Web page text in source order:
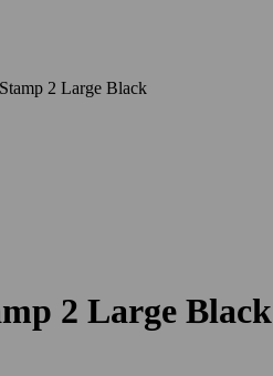
2 Large Black
2 Large Black